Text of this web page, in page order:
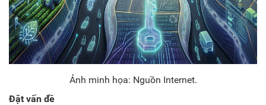
Ảnh minh họa: Nguồn Internet.
Đặt vấn đề